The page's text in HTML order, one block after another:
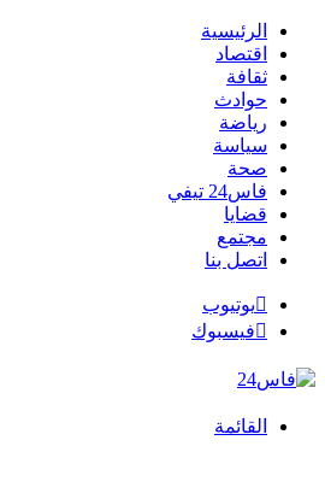
الرئيسية
اقتصاد
ثقافة
حوادث
رياضة
سياسة
صحة
فاس24 تيفي
قضايا
مجتمع
اتصل بنا
يوتيوب
فيسبوك
القائمة